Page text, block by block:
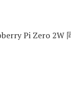
Pi Zero 2W